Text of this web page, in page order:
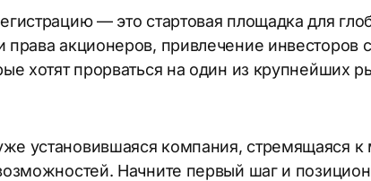
— это стартовая площадка для
акционеров, привлечение инвесторов
хотят прорваться на один из крупнейших
установившаяся компания, стремящаяся
Начните первый шаг и
?
?